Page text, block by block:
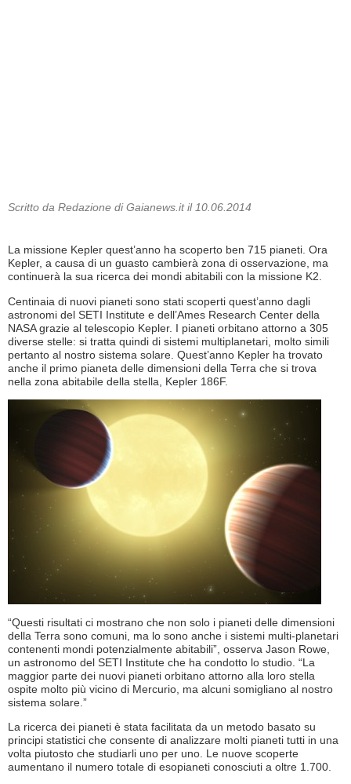
Scritto da Redazione di Gaianews.it il 10.06.2014
La missione Kepler quest’anno ha scoperto ben 715 pianeti. Ora
Kepler, a causa di un guasto cambierà zona di osservazione, ma
continuerà la sua ricerca dei mondi abitabili con la missione K2.
Centinaia di nuovi pianeti sono stati scoperti quest’anno dagli
astronomi del SETI Institute e dell’Ames Research Center della
NASA grazie al telescopio Kepler. I pianeti orbitano attorno a 305
diverse stelle: si tratta quindi di sistemi multiplanetari, molto simili
pertanto al nostro sistema solare. Quest’anno Kepler ha trovato
anche il primo pianeta delle dimensioni della Terra che si trova
nella zona abitabile della stella, Kepler 186F.
“Questi risultati ci mostrano che non solo i pianeti delle dimensioni
della Terra sono comuni, ma lo sono anche i sistemi multi-planetari
contenenti mondi potenzialmente abitabili”, osserva Jason Rowe,
un astronomo del SETI Institute che ha condotto lo studio. “La
maggior parte dei nuovi pianeti orbitano attorno alla loro stella
ospite molto più vicino di Mercurio, ma alcuni somigliano al nostro
sistema solare.”
La ricerca dei pianeti è stata facilitata da un metodo basato su
principi statistici che consente di analizzare molti pianeti tutti in una
volta piutosto che studiarli uno per uno. Le nuove scoperte
aumentano il numero totale di esopianeti conosciuti a oltre 1.700.